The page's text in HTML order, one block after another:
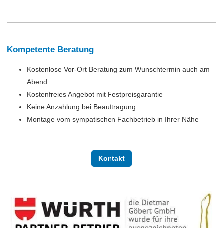
Kompetente Beratung
Kostenlose Vor-Ort Beratung zum Wunschtermin auch am
Abend
Kostenfreies Angebot mit Festpreisgarantie
Keine Anzahlung bei Beauftragung
Montage vom sympatischen Fachbetrieb in Ihrer Nähe
Kontakt